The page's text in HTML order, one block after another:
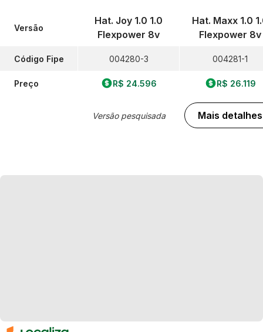
Versão
Código Fipe
Preço
Hat. Joy 1.0 1.0
Flexpower 8v
004280-3
R$ 24.596
Versão pesquisada
Hat. Maxx 1.0
Flexpower 8v
004281-1
R$ 26.119
Mais detalhes